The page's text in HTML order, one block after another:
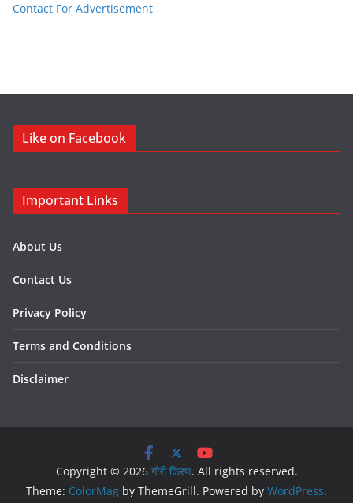
Contact For Advertisement
Like on Facebook
Important Links
About Us
Contact Us
Privacy Policy
Terms and Conditions
Disclaimer
Copyright © 2026 गौरी किरण. All rights reserved.
Theme: ColorMag by ThemeGrill. Powered by WordPress.